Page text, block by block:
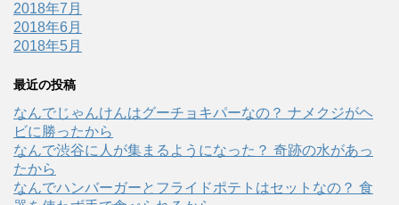
2018年7月
2018年6月
2018年5月
最近の投稿
なんでじゃんけんはグーチョキパーなの？ ナメクジがヘ
ビに勝ったから
なんで渋谷に人が集まるようになった？ 奇跡の水があっ
たから
なんでハンバーガーとフライドポテトはセットなの？ 食